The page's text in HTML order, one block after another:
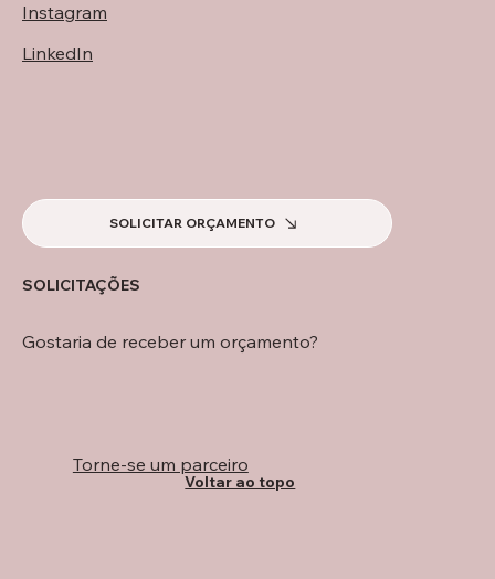
Instagram
LinkedIn
SOLICITAÇÕES
Gostaria de receber um orçamento?
SOLICITAR ORÇAMENTO
Torne-se um parceiro
Voltar ao topo